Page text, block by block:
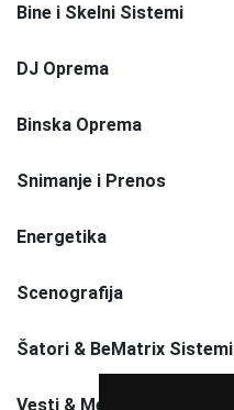
Bine i Skelni Sistemi
DJ Oprema
Binska Oprema
Snimanje i Prenos
Energetika
Scenografija
Šatori & BeMatrix Sistemi
Vesti & Media